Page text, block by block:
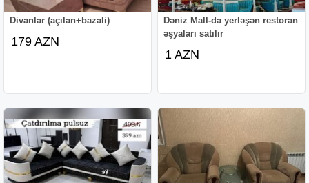
Divanlar (açılan+bazali)
179 AZN
Dəniz Mall-da yerləşən restoran
əşyaları satılır
1 AZN